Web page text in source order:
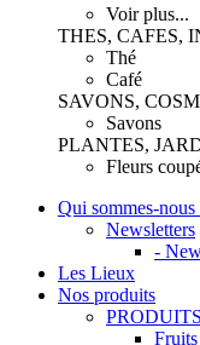
Voir plus...
THES, CAFES,
Thé
Café
SAVONS,
Savons
PLANTES,
Fleurs
Qui sommes-nous
Newsletters
-
Les Lieux
Nos produits
Fruits